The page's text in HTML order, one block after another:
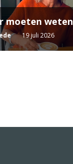
moeten weten
19 juli 2026